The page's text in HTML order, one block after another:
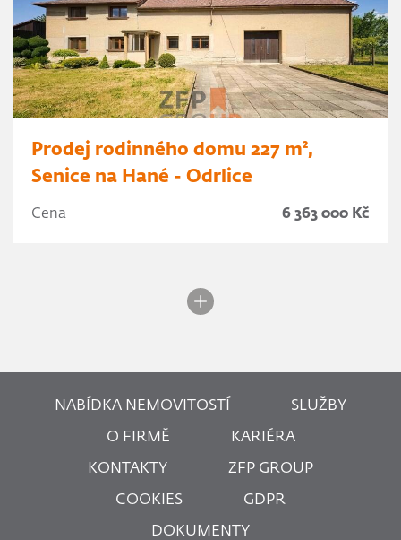
Prodej rodinného domu 227 m²,
Senice na Hané - Odrlice
Cena 6 363 000 Kč
NABÍDKA NEMOVITOSTÍ SLUŽBY
O FIRMĚ KARIÉRA
KONTAKTY ZFP GROUP
COOKIES GDPR
DOKUMENTY